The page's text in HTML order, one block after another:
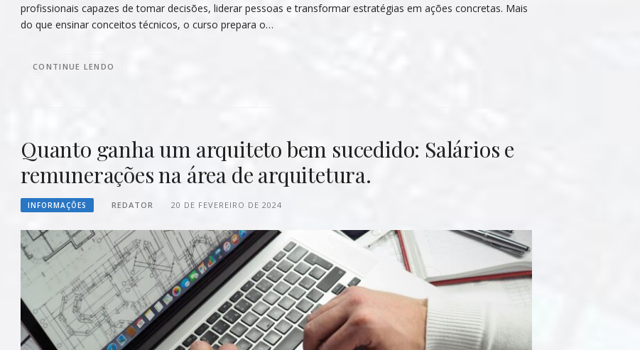
profissionais capazes de tomar decisões, liderar pessoas e transformar estratégias em ações concretas. Mais
do que ensinar conceitos técnicos, o curso prepara o…
CONTINUE LENDO
Quanto ganha um arquiteto bem sucedido: Salários e
remunerações na área de arquitetura.
INFORMAÇÕES REDATOR 20 DE FEVEREIRO DE 2024